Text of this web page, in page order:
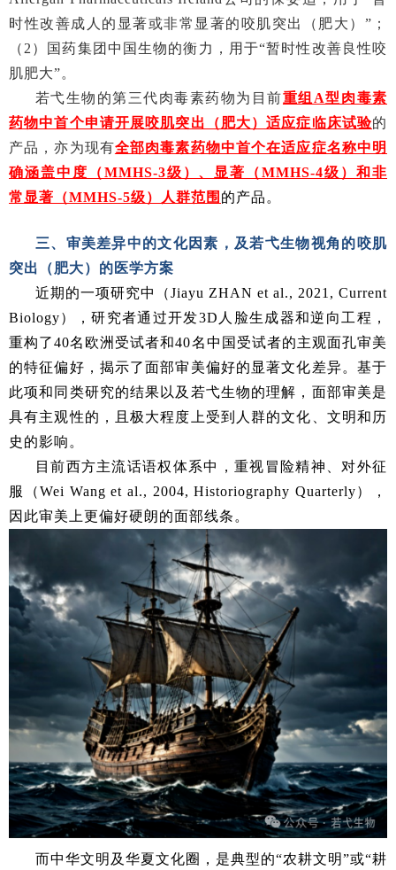
时性改善成人的显著或非常显著的咬肌突出（肥大）”；
（2）国药集团中国生物的衡力，用于“暂时性改善良性咬
肌肥大”。
若弋生物的第三代肉毒素药物为目前重组A型肉毒素
药物中首个申请开展咬肌突出（肥大）适应症临床试验的
产品，亦为现有全部肉毒素药物中首个在适应症名称中明
确涵盖中度（MMHS-3级）、显著（MMHS-4级）和非
常显著（MMHS-5级）人群范围 的产品。
三、审美差异中的文化因素，及若弋生物视角的咬肌
突出（肥大）的医学方案
近期的一项研究中（Jiayu ZHAN et al., 2021, Current
Biology），研究者通过开发3D人脸生成器和逆向工程，
重构了40名欧洲受试者和40名中国受试者的主观面孔审美
的特征偏好，揭示了面部审美偏好的显著文化差异。基于
此项和同类研究的结果以及若弋生物的理解，面部审美是
具有主观性的，且极大程度上受到人群的文化、文明和历
史的影响。
目前西方主流话语权体系中，重视冒险精神、对外征
服（Wei Wang et al., 2004, Historiography Quarterly），
因此审美上更偏好硬朗的面部线条。
而中华文明及华夏文化圈，是典型的“农耕文明”或“耕